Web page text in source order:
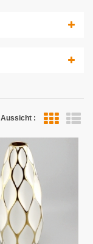
Aussicht :